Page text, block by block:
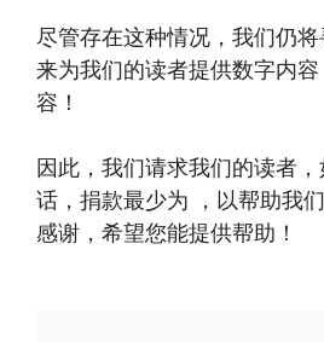
尽管存在这种情况，我们仍
来为我们的读者提供数字内
容！
因此，我们请求我们的读者
话，捐款最少为 ，以帮助我
感谢，希望您能提供帮助！